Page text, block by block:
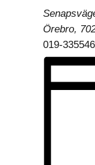
Örebro,
019-335546